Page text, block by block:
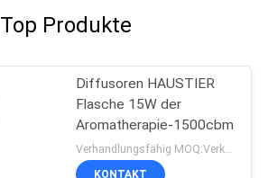
Top Produkte
Diffusoren HAUSTIER
Flasche 15W der
Aromatherapie-1500cbm
Verhandlungsfähig MOQ:Verkäuflich
KONTAKT